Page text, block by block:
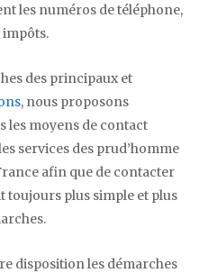
les numéros de téléphone,
impôts.
des principaux et
, nous proposons
les moyens de contact
services des prud’homme
afin que de contacter
toujours plus simple et plus
disposition les démarches